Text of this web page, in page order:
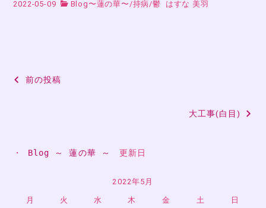
2022-05-09 Blog〜蓮の華〜/持病/鬱 はすな 美羽
投
前の投稿
大工事(白目)
・ Blog ～ 蓮の華 ～ 更新日
2022年5月
月 火 水 木 金 土 日